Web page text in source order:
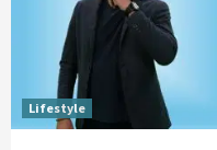
Lifestyle